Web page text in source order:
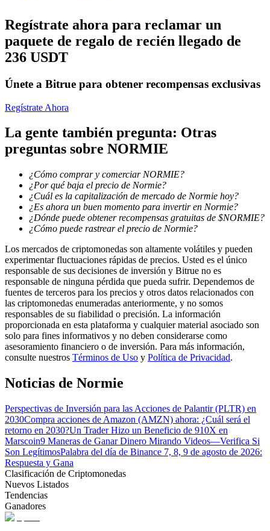
Disfruta del reparto de beneficios y comisiones de copy trading
Información
Análisis de big data que incluye información comercial, etc.
Guía
Guía de inicio de futuros
Estrategias comerciales
Aprenda cómo mantenerse rentable
Regístrate ahora para reclamar un
paquete de regalo de recién llegado de
236 USDT
Únete a Bitrue para obtener recompensas exclusivas
Regístrate Ahora
La gente también pregunta: Otras
preguntas sobre NORMIE
¿Cómo comprar y comerciar NORMIE?
¿Por qué baja el precio de Normie?
¿Cuál es la capitalización de mercado de Normie hoy?
¿Es ahora un buen momento para invertir en Normie?
¿Dónde puede obtener recompensas gratuitas de $NORMIE?
¿Cómo puede rastrear el precio de Normie?
Los mercados de criptomonedas son altamente volátiles y pueden
experimentar fluctuaciones rápidas de precios. Usted es el único
responsable de sus decisiones de inversión y Bitrue no es
responsable de ninguna pérdida que pueda sufrir. Dependemos de
fuentes de terceros para los precios y otros datos relacionados con
las criptomonedas enumeradas anteriormente, y no somos
responsables de su fiabilidad o precisión. La información
proporcionada en esta plataforma y cualquier material asociado son
solo para fines informativos y no deben considerarse como
asesoramiento financiero o de inversión. Para más información,
consulte nuestros Términos de Uso y Política de Privacidad.
Noticias de Normie
Perspectivas de Inversión para las Acciones de Palantir (PLTR) en
2030Compra acciones de Amazon (AMZN) ahora: ¿Cuál será el
retorno en 2030?Un Trader Hizo un Beneficio de 910X en
Marscoin9 Maneras de Ganar Dinero Mirando Videos—Verifica Si
Son LegítimosPalabra del día de Binance 7, 8, 9 de agosto de 2026:
Respuesta y Gana
Clasificación de Criptomonedas
Nuevos Listados
Tendencias
Ganadores